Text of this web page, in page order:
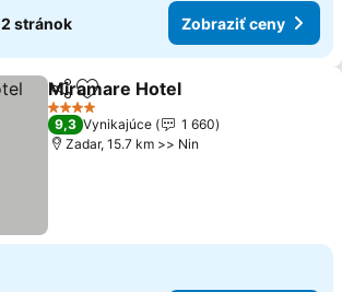
2 stránok Zobraziť ceny
ZdieľaťPridať do obľúbených
Miramare Hotel
4 Počet hviezdičiek
9,3 Vynikajúce
1 660
Zadar, 15.7 km >> Nin